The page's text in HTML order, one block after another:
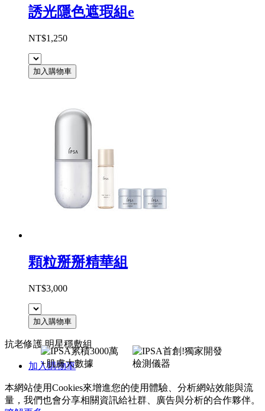
誘光隱色遮瑕組e
NT$1,250
加入購物車
顆粒掰掰精華組
NT$3,000
加入購物車
抗老修護 明星穩敷組
加入購物車
本網站使用Cookies來增進您的使用體驗、分析網站效能與流
量，我們也會分享相關資訊給社群、廣告與分析的合作夥伴。